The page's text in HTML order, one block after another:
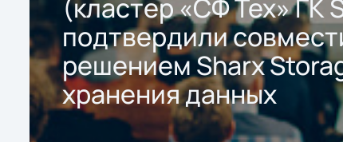
(кластер «СФ Тех» ГК
подтвердили
решением Sharx
хранения данных